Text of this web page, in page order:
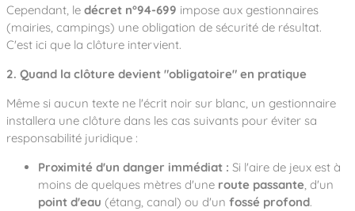
Cependant, le décret n°94-699 impose aux gestionnaires
(mairies, campings) une obligation de sécurité de résultat.
C'est ici que la clôture intervient.
2. Quand la clôture devient "obligatoire" en pratique
Même si aucun texte ne l'écrit noir sur blanc, un gestionnaire
installera une clôture dans les cas suivants pour éviter sa
responsabilité juridique :
Proximité d'un danger immédiat : Si l'aire de jeux est à
moins de quelques mètres d'une route passante, d'un
point d'eau (étang, canal) ou d'un fossé profond.